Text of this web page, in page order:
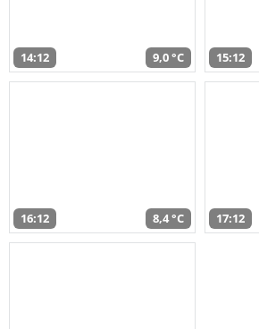
14:12 9,0 °C 15:12
16:12 8,4 °C 17:12